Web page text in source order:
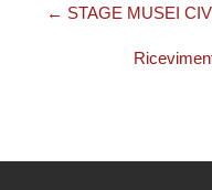
← STAGE MUSEI